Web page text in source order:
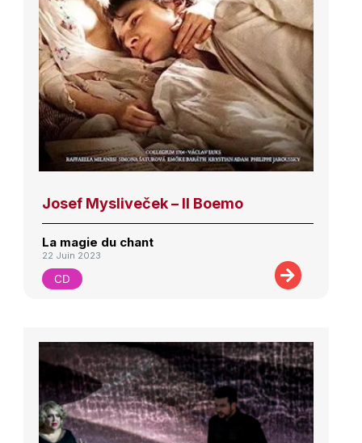
Josef Mysliveček – Il Boemo
La magie du chant
22 Juin 2023
CD